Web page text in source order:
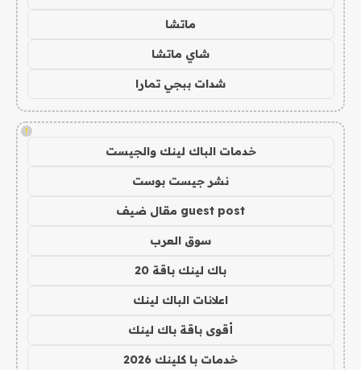
ماتشا
شاي ماتشا
شدات ببجي تمارا
!
خدمات الباك لينك والجيست
نشر جيست بوست
guest post مقال ضيف
سوق العرب
باك لينك باقة 20
اعلانات الباك لينك
أقوى باقة باك لينك
خدمات با كلينك 2026